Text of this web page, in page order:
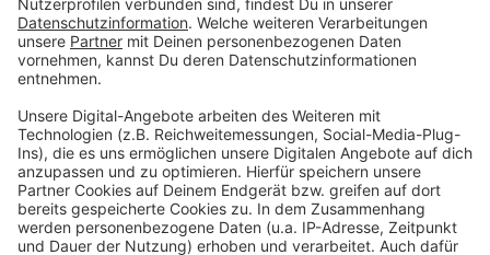
Für den Favoriten abstimmen
Die besten Ideen werden dann in einer Bildergallerie
auf der Seite veröffentlicht und jeder kann für seinen
Favoriten abstimmen. Außerdem wird eine Jury alle